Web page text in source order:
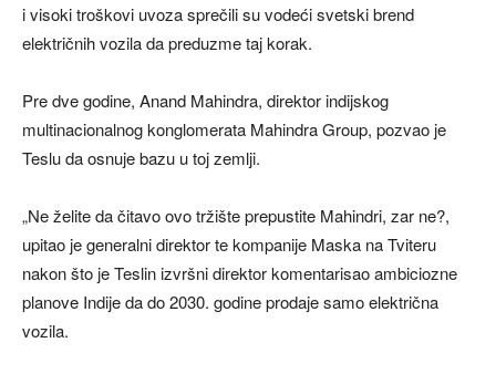
i visoki troškovi uvoza sprečili su vodeći svetski brend
električnih vozila da preduzme taj korak.
Pre dve godine, Anand Mahindra, direktor indijskog
multinacionalnog konglomerata Mahindra Group, pozvao je
Teslu da osnuje bazu u toj zemlji.
„Ne želite da čitavo ovo tržište prepustite Mahindri, zar ne?,
upitao je generalni direktor te kompanije Maska na Tviteru
nakon što je Teslin izvršni direktor komentarisao ambiciozne
planove Indije da do 2030. godine prodaje samo električna
vozila.